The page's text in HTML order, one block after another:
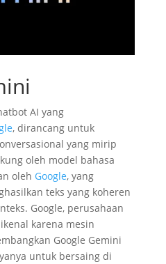
AI yang
, dirancang untuk
yang mirip
oleh model bahasa
oleh Google, yang
teks yang koheren
Google, perusahaan
karena mesin
Google Gemini
untuk bersaing di